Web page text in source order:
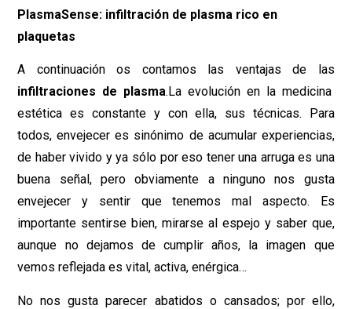
PlasmaSense: infiltración de plasma rico en
plaquetas
A continuación os contamos las ventajas de las
infiltraciones de plasma.La evolución en la medicina
estética es constante y con ella, sus técnicas. Para
todos, envejecer es sinónimo de acumular experiencias,
de haber vivido y ya sólo por eso tener una arruga es una
buena señal, pero obviamente a ninguno nos gusta
envejecer y sentir que tenemos mal aspecto. Es
importante sentirse bien, mirarse al espejo y saber que,
aunque no dejamos de cumplir años, la imagen que
vemos reflejada es vital, activa, enérgica…
No nos gusta parecer abatidos o cansados; por ello,